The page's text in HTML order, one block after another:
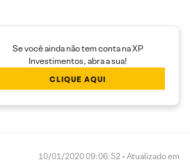
Se você ainda não tem conta na XP
Investimentos, abra a sua!
CLIQUE AQUI
10/01/2020 09:06:52 • Atualizado em